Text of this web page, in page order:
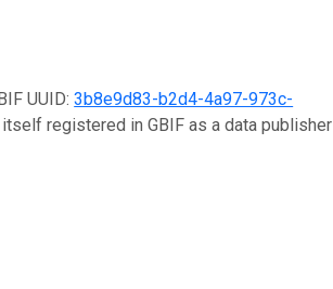
UUID:3b8e9d83-b2d4-4a97-973c-
registered in GBIF as a data publisher